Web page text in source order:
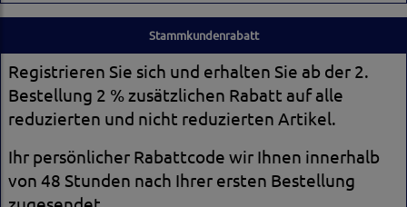
Stammkundenrabatt
Registrieren Sie sich und erhalten Sie ab der 2.
Bestellung 2 % zusätzlichen Rabatt auf alle
reduzierten und nicht reduzierten Artikel.
Ihr persönlicher Rabattcode wir Ihnen innerhalb
von 48 Stunden nach Ihrer ersten Bestellung